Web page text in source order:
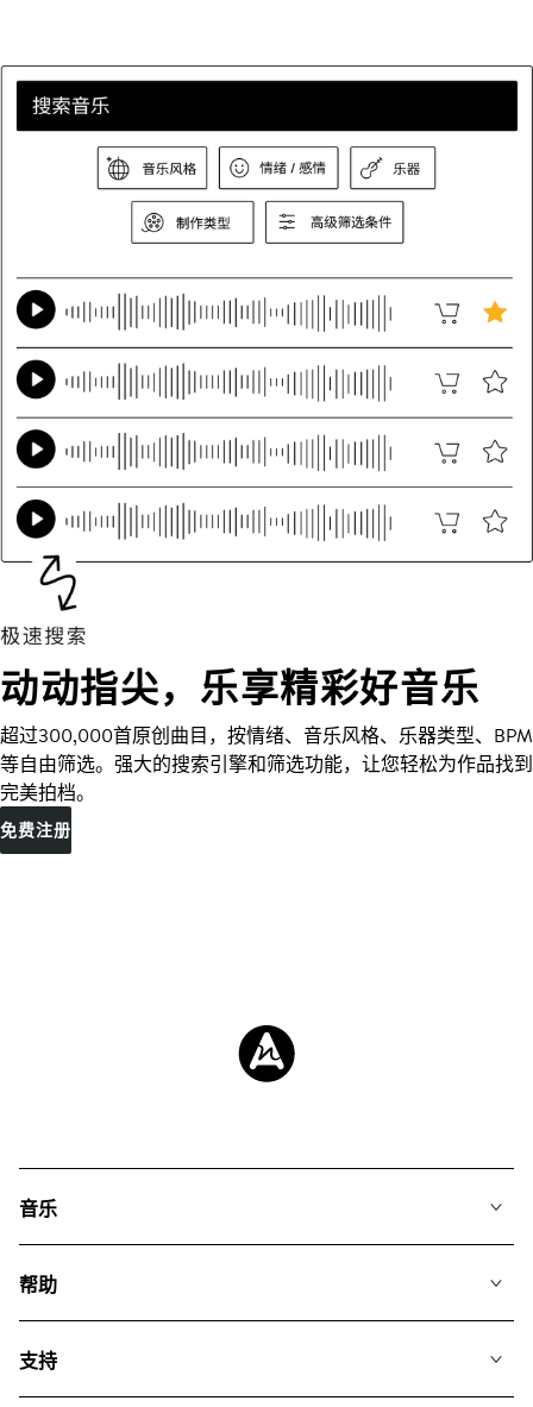
动动指尖，乐享精彩好音乐
超过300,000首原创曲目，按情绪、音乐风格、乐器类型、BPM
等自由筛选。强大的搜索引擎和筛选功能，让您轻松为作品找到
完美拍档。
免费注册
音乐
搜索
专辑
帮助
我们如何运用AI
支持